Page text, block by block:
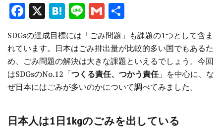
F
ce
b
o
o
X H
at
e
n
a
Li
n
e
G
m
ai
l
有
SDGsの達成目標には「ごみ問題」も課題の1つとして含ま
れています。日本はごみ排出量が比較的多い国でもあるた
め、ごみ問題の解決は大きな課題といえるでしょう。今回
はSDGsのNo.12「つくる責任、つかう責任」を中心に、な
ぜ日本にはごみが多いのかについて調べてみました。
日本人は1日1kgのごみを出している